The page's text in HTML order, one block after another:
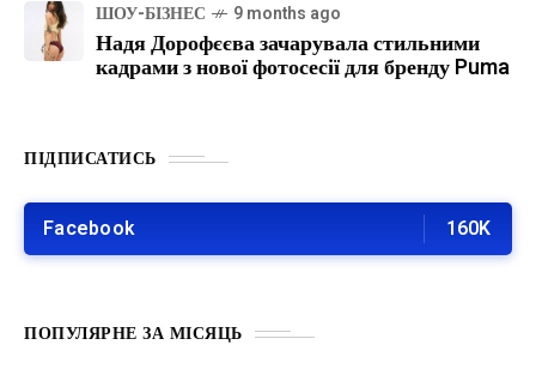
ШОУ-БІЗНЕС 9 months ago
Надя Дорофєєва зачарувала стильними
кадрами з нової фотосесії для бренду Puma
ПІДПИСАТИСЬ
Facebook 160K
ПОПУЛЯРНЕ ЗА МІСЯЦЬ